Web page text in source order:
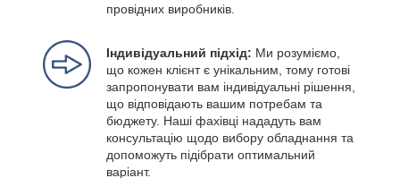
провідних виробників.
Індивідуальний підхід: Ми розуміємо,
що кожен клієнт є унікальним, тому готові
запропонувати вам індивідуальні рішення,
що відповідають вашим потребам та
бюджету. Наші фахівці нададуть вам
консультацію щодо вибору обладнання та
допоможуть підібрати оптимальний
варіант.